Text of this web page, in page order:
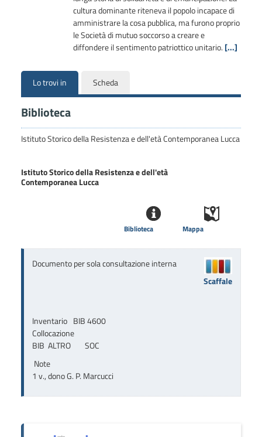
cultura dominante riteneva il popolo incapace di
amministrare la cosa pubblica, ma furono proprio
le Società di mutuo soccorso a creare e
diffondere il sentimento patriottico unitario. [...]
Lo trovi in Scheda
Biblioteca
Istituto Storico della Resistenza e dell'età Contemporanea Lucca
Istituto Storico della Resistenza e dell'età
Contemporanea Lucca
Mappa
Biblioteca
Documento per sola consultazione interna
Inventario BIB 4600
Collocazione
BIB  ALTRO        SOC
Note
1 v., dono G. P. Marcucci
Scaffale